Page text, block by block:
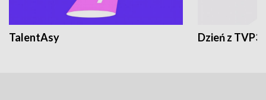
TalentAsy Dzień z TVP3